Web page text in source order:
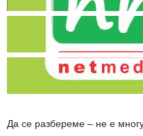
Да се ​​разбереме – не е